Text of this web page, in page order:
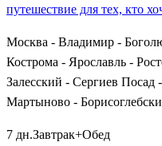
предпочтений, вы можете
паломнические маршруты
монастырь (поселок
старинную Вязьму.
сезонность. Короткие
путешествие для тех, кто
Москва - Владимир -
Кострома - Ярославль -
Залесский - Сергиев
Мартыново -
7 дн.Завтрак+Обед